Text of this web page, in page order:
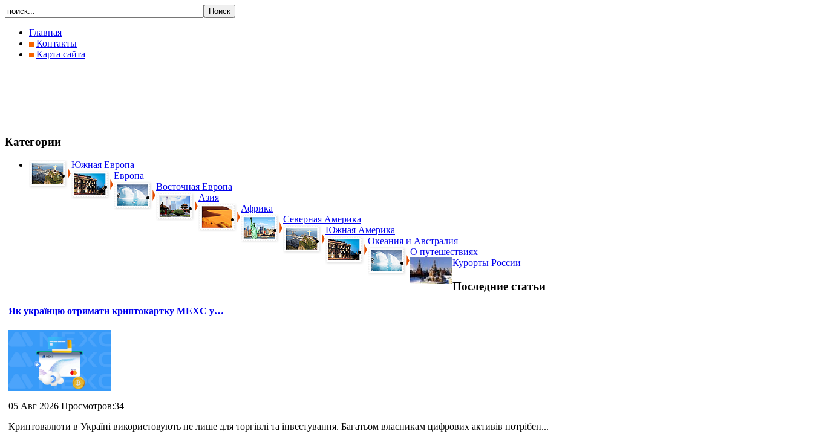
Главная
Контакты
Карта сайта
Категории
Южная Европа
Европа
Восточная Европа
Азия
Африка
Северная Америка
Южная Америка
Океания и Австралия
О путешествиях
Курорты России
Последние статьи
Як українцю отримати криптокартку MEXC у…
05 Авг 2026 Просмотров:34
Криптовалюти в Україні використовують не лише для торгівлі та інвестування. Багатьом власникам цифрових активів потрібен...